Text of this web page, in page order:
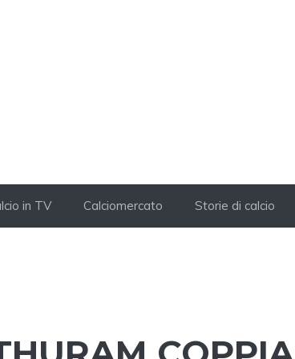
in TV Calciomercato Storie di calcio